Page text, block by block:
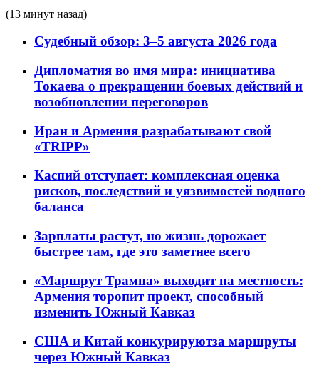
(13 минут назад)
Судебный обзор: 3–5 августа 2026 года
Дипломатия во имя мира: инициатива
Токаева о прекращении боевых действий и
возобновлении переговоров
Иран и Армения разрабатывают свой
«TRIPP»
Каспий отступает: комплексная оценка
рисков, последствий и уязвимостей водного
баланса
Зарплаты растут, но жизнь дорожает
быстрее там, где это заметнее всего
«Маршрут Трампа» выходит на местность:
Армения торопит проект, способный
изменить Южный Кавказ
США и Китай конкурируютза маршруты
через Южный Кавказ